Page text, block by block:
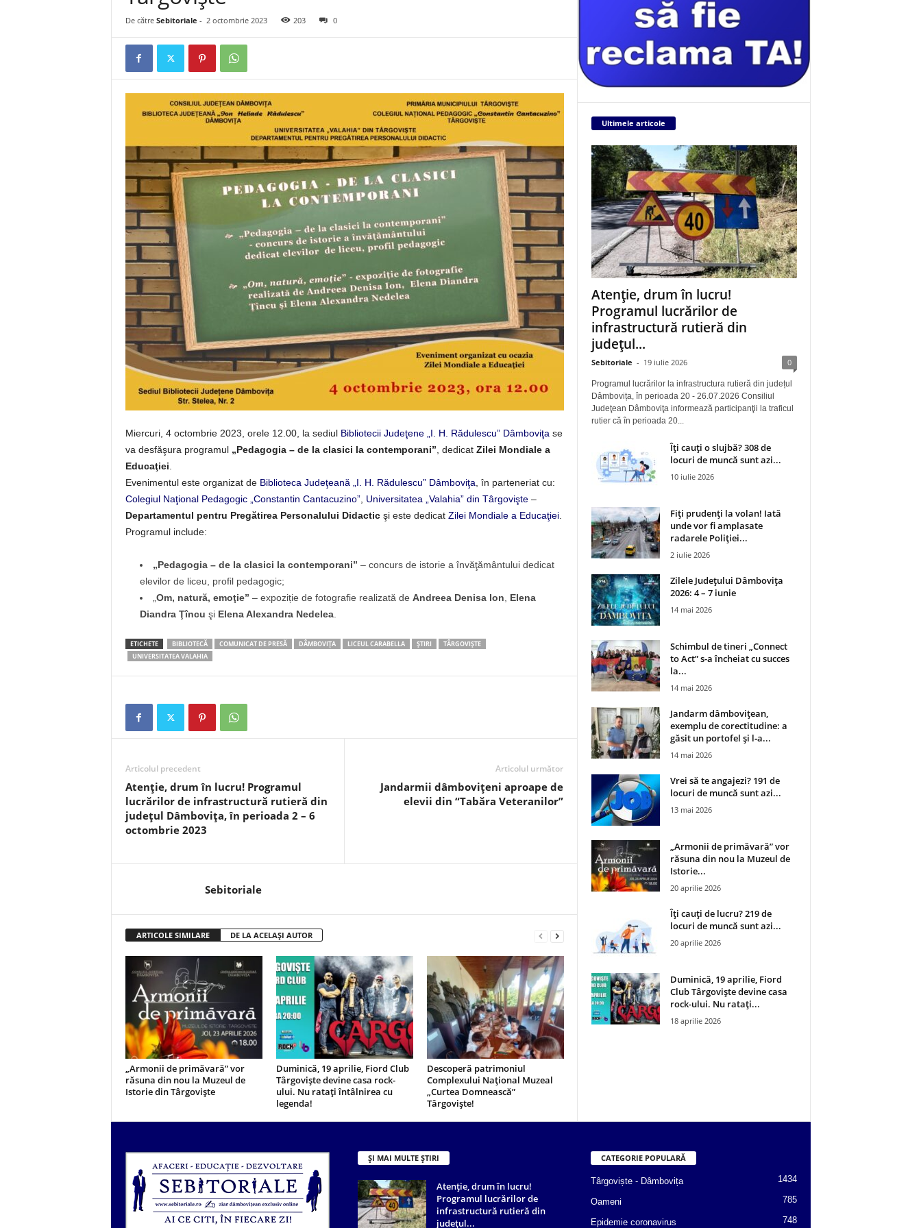
De către Sebitoriale - 2 octombrie 2023 203 0
Miercuri, 4 octombrie 2023, orele 12.00, la sediul Bibliotecii Judeţene „I. H. Rădulescu” Dâmboviţa se
va desfăşura programul „Pedagogia – de la clasici la contemporani” , dedicat Zilei Mondiale a
Educaţiei
Evenimentul este organizat de Biblioteca Judeţeană „I. H. Rădulescu” Dâmboviţa , în parteneriat cu:
Colegiul Naţional Pedagogic „Constantin Cantacuzino”, Universitatea „Valahia” din Târgovişte–
Departamentul pentru Pregătirea Personalului Didacticşi este dedicat Zilei Mondiale a Educaţiei.
Programul include:
„Pedagogia – de la clasici la contemporani” – concurs de istorie a învăţământului dedicat
elevilor de liceu, profil pedagogic;
Om, natură, emoţie” – expoziție de fotografie realizată de Andreea Denisa Ion
Elena
Diandra Ţîncu şi Elena Alexandra Nedelea.
ETICHETE BIBLIOTECĂ COMUNICAT DE PRESĂ DÂMBOVIȚA LICEUL CARABELLA ȘTIRI
TÂRGOVIȘTE
UNIVERSITATEA VALAHIA
Articolul precedent
Atenție, drum în lucru! Programul
lucrărilor de infrastructură rutieră din
județul Dâmbovița, în perioada 2 – 6
octombrie 2023
Articolul următor
Jandarmii dâmbovițeni aproape de
elevii din “Tabăra Veteranilor”
Sebitoriale
ARTICOLE SIMILARE DE LA ACELAȘI AUTOR
„Armonii de primăvară” vor
răsuna din nou la Muzeul de
Istorie din Târgoviște
Duminică, 19 aprilie, Fiord Club
Târgoviște devine casa rock-
ului. Nu ratați întâlnirea cu
legenda!
Descoperă patrimoniul
Complexului Național Muzeal
„Curtea Domnească”
Târgoviște!
Ultimele articole
Atenție, drum în lucru!
Programul lucrărilor de
infrastructură rutieră din
județul...
Sebitoriale - 19 iulie 2026 0
Programul lucrărilor la infrastructura rutieră din județul
Dâmbovița, în perioada 20 - 26.07.2026 Consiliul
Judeţean Dâmboviţa informează participanţii la traficul
rutier că în perioada 20...
Îți cauți o slujbă? 308 de
locuri de muncă sunt azi...
10 iulie 2026
Fiți prudenți la volan! Iată
unde vor fi amplasate
radarele Poliției...
2 iulie 2026
Zilele Județului Dâmbovița
2026: 4 – 7 iunie
14 mai 2026
Schimbul de tineri „Connect
to Act” s-a încheiat cu succes
la...
14 mai 2026
Jandarm dâmbovițean,
exemplu de corectitudine: a
găsit un portofel și l‑a...
14 mai 2026
Vrei să te angajezi? 191 de
locuri de muncă sunt azi...
13 mai 2026
„Armonii de primăvară” vor
răsuna din nou la Muzeul de
Istorie...
20 aprilie 2026
Îți cauți de lucru? 219 de
locuri de muncă sunt azi...
20 aprilie 2026
Duminică, 19 aprilie, Fiord
Club Târgoviște devine casa
rock-ului. Nu ratați...
18 aprilie 2026
ȘI MAI MULTE ȘTIRI
Atenție, drum în lucru!
Programul lucrărilor de
infrastructură rutieră din
județul...
CATEGORIE POPULARĂ
Târgoviște - Dâmbovița 1434
Oameni 785
Epidemie coronavirus 748